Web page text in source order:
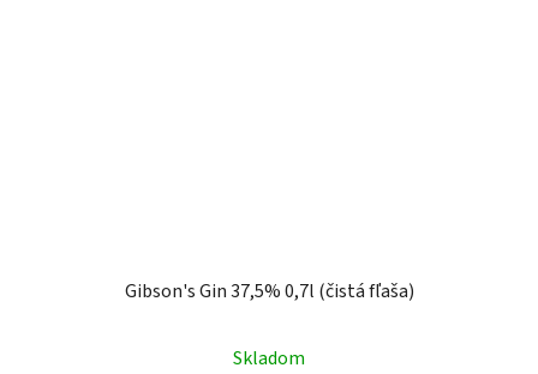
Gibson's Gin 37,5% 0,7l (čistá fľaša)
Skladom